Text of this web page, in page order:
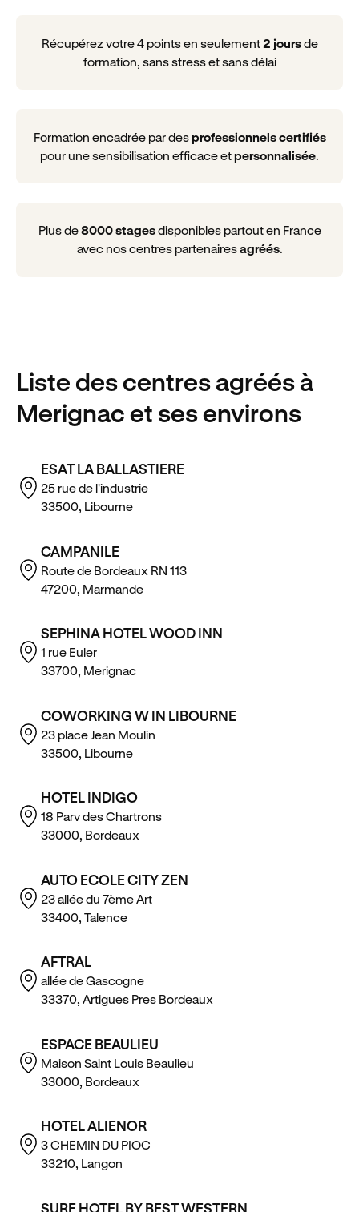
Récupérez votre 4 points en seulement2 joursde
formation, sans stress et sans délai
Formation encadrée par desprofessionnels certifiés
pour une sensibilisation efficace etpersonnalisée.
Plus de8000 stagesdisponibles partout en France
avec nos centres partenairesagréés.
Liste des centres agréésà
Merignacet ses environs
ESAT LA BALLASTIERE
25 rue de l'industrie
33500, Libourne
CAMPANILE
Route de Bordeaux RN 113
47200, Marmande
SEPHINA HOTEL WOOD INN
1 rue Euler
33700, Merignac
COWORKING W IN LIBOURNE
23 place Jean Moulin
33500, Libourne
HOTEL INDIGO
18 Parv des Chartrons
33000, Bordeaux
AUTO ECOLE CITY ZEN
23 allée du 7ème Art
33400, Talence
AFTRAL
allée de Gascogne
33370, Artigues Pres Bordeaux
ESPACE BEAULIEU
Maison Saint Louis Beaulieu
33000, Bordeaux
HOTEL ALIENOR
3 CHEMIN DU PIOC
33210, Langon
SURE HOTEL BY BEST WESTERN